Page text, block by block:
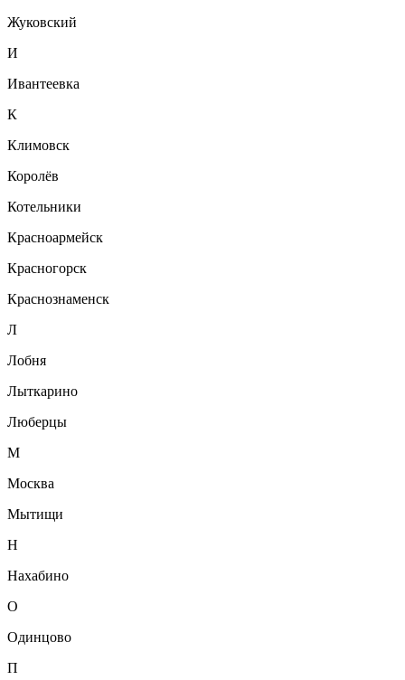
Жуковский
И
Ивантеевка
К
Климовск
Королёв
Котельники
Красноармейск
Красногорск
Краснознаменск
Л
Лобня
Лыткарино
Люберцы
М
Москва
Мытищи
Н
Нахабино
О
Одинцово
П